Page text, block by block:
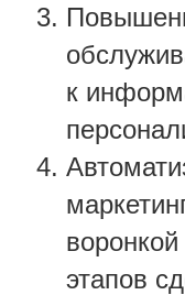
к
этапов